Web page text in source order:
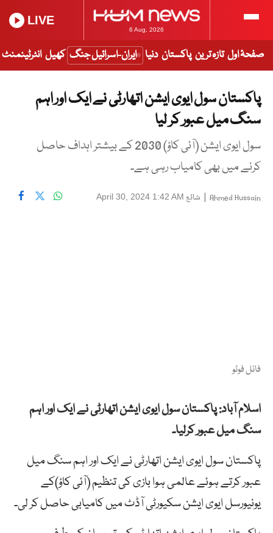
6 Aug, 2026
LIVE
صفحۂ اول تازہ ترین پاکستان دنیا ایران-اسرائیل جنگ کھیل انٹرٹینمنٹ
پاکستان سول ایوی ایشن اتھارٹی نے ایک اور اہم
سنگ میل عبور کر لیا
سول ایوی ایشن (آئی کاؤ) 2030 کے بیشتر اہداف حاصل
کرنے میں بھی کامیاب رہی ہے۔
Ahmed Hussain
| شائع April 30, 2024 1:42 AM
فائل فوٹو
اسلام آباد: پاکستان سول ایوی ایشن اتھارٹی نے ایک اور اہم
سنگ میل عبور کرلیا۔
پاکستان سول ایوی ایشن اتھارٹی نے ایک اور اہم سنگ میل
عبور کرتے ہوئے عالمی ہوا بازی کی تنظیم (آئی کاؤ)کے
یونیورسل ایوی ایشن سکیورٹی آڈٹ میں کامیابی حاصل کر لی۔